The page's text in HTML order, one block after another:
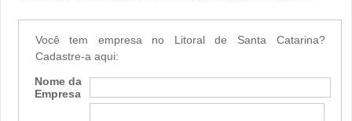
Você tem empresa no Litoral de Santa Catarina?
Cadastre-a aqui:
Nome da
Empresa